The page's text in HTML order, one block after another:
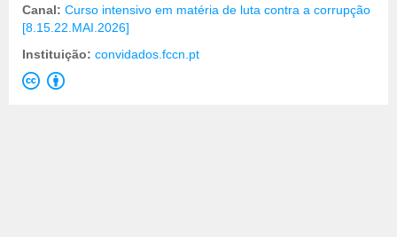
Canal: Curso intensivo em matéria de luta contra a corrupção
[8.15.22.MAI.2026]
Instituição: convidados.fccn.pt